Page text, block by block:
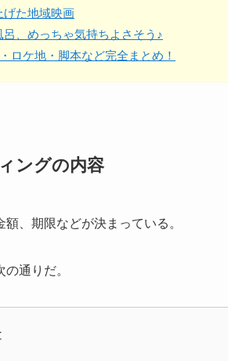
げた地域映画
、めっちゃ気持ちよさそう♪
ロケ地・脚本など完全まとめ！
ングの内容
、期限などが決まっている。
通りだ。